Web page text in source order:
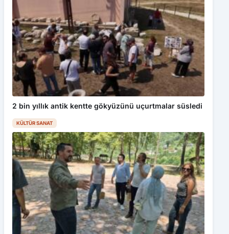
2 bin yıllık antik kentte gökyüzünü uçurtmalar süsledi
KÜLTÜR SANAT